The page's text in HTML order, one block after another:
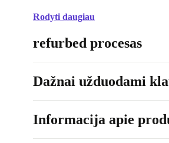
Rodyti daugiau
refurbed procesas
Dažnai užduodami
Informacija apie